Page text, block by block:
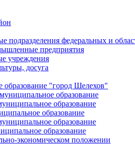
подразделения федеральных и
предприятия
учреждения
досуга
"город Шелехов"
образование
образование
образование
образование
образование
экономическом положении